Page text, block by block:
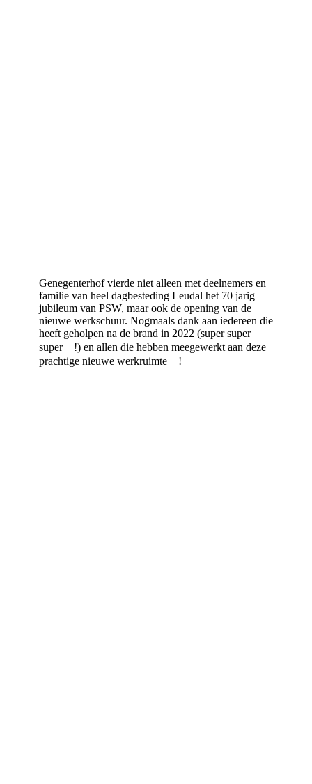
Genegenterhof vierde niet alleen met deelnemers en
familie van heel dagbesteding Leudal het 70 jarig
jubileum van PSW, maar ook de opening van de
nieuwe werkschuur. Nogmaals dank aan iedereen die
heeft geholpen na de brand in 2022 (super super
super
!) en allen die hebben meegewerkt aan deze
prachtige nieuwe werkruimte
!